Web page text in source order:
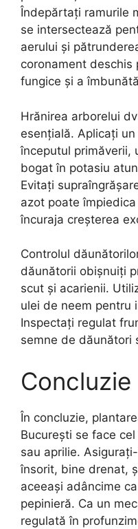
Îndepărtați ramurile
se intersectează
aerului și
coronament deschis
fungice și a
Hrănirea arborelui
esențială. Aplicați
începutul primăverii,
bogat în potasiu
Evitați
azot poate
încuraja creșterea
Controlul
dăunătorii obișnuiți
scut și acarienii.
ulei de neem pentru
Inspectați regulat
semne de dăunători
Concluzie
În concluzie,
București se face
sau aprilie.
însorit, bine drenat,
aceeași adâncime
pepinieră. Ca un
regulată în